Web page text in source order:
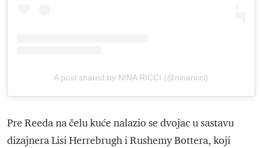
A post shared by NINA RICCI (@ninaricci)
Pre Reeda na čelu kuće nalazio se dvojac u sastavu
dizajnera Lisi Herrebrugh i Rushemy Bottera, koji